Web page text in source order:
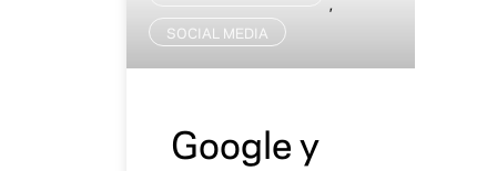
SOCIAL MEDIA
Google y